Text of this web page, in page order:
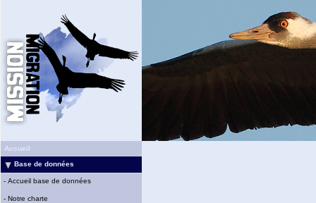
Accueil
Base de données
- Accueil base de données
- Notre charte